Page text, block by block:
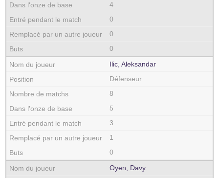
4
0
0
0
Ilic, Aleksandar
Défenseur
8
5
3
1
0
Oyen, Davy